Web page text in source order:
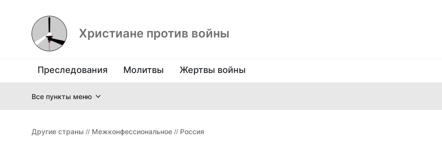
Христиане против войны
Преследования Молитвы Жертвы войны
Все пункты меню
Другие страны // Межконфессиональное // Россия